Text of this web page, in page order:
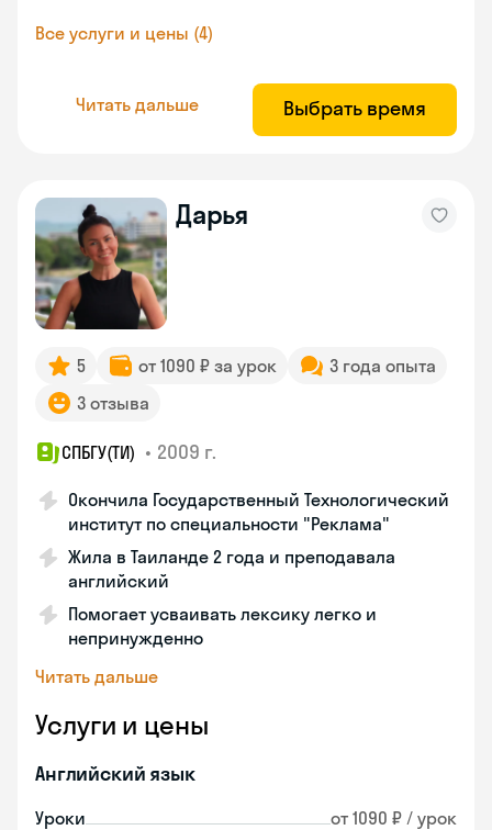
Все услуги и цены (4)
Читать дальше Выбрать время
Дарья
5 от 1090 ₽ за урок
3 года опыта
3 отзыва
СПБГУ(ТИ) • 2009 г.
Окончила Государственный Технологический
институт по специальности "Реклама"
Жила в Таиланде 2 года и преподавала
английский
Помогает усваивать лексику легко и
непринужденно
Читать дальше
Услуги и цены
Английский язык
Уроки от 1090 ₽ / урок